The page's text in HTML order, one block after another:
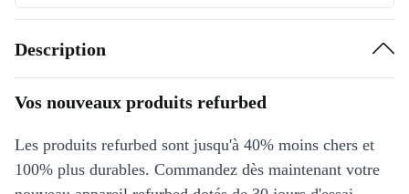
Description
Vos nouveaux produits refurbed
Les produits refurbed sont jusqu'à 40% moins chers et
100% plus durables. Commandez dès maintenant votre